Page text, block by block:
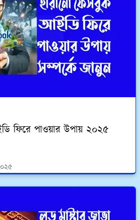
ফিরে পাওয়ার উপায় ২০২৫